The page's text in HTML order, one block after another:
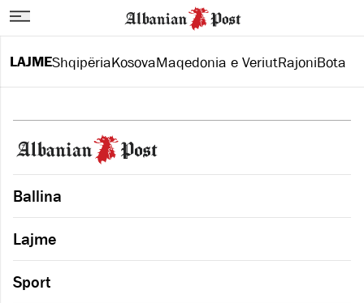
LAJMEShqipëriaKosovaMaqedonia e VeriutRajoniBota
Ballina
Lajme
Sport